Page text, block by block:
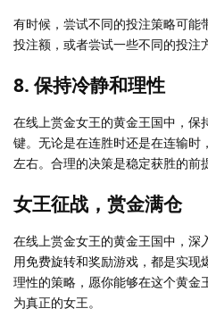
有时候，尝试不同的投注策略可能
投注额，或者尝试一些不同的投注
8. 保持冷静和理性
在线上赏金女王的黄金王国中，保
键。无论是在连胜时还是在连输时
左右。合理的决策是稳定获胜的前
女王征战，赏金满仓
在线上赏金女王的黄金王国中，深
用免费旋转和奖励游戏，都是实
理性的策略，愿你能够在这个黄金
为真正的女王。